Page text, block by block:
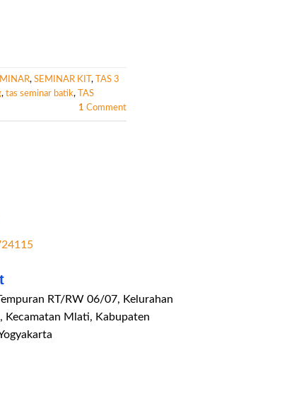
, SEMINAR KIT ,
TAS 3
, tas seminar batik,
TAS
1 Comment
RT/RW 06/07, Kelurahan
Kecamatan Mlati, Kabupaten